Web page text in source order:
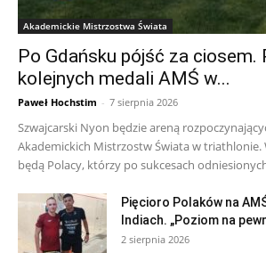
Akademickie Mistrzostwa Świata
Po Gdańsku pójść za ciosem.
kolejnych medali AMŚ w...
Paweł Hochstim - 7 sierpnia 2026
Szwajcarski Nyon będzie areną
Akademickich Mistrzostw Świata w triathlonie.
będą Polacy, którzy po sukcesach
Pięcioro Polaków na
Indiach. „Poziom na
2 sierpnia 2026